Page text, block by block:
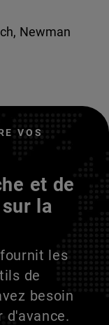
Newman
VOS
et de
la
les
de
besoin
d'avance.